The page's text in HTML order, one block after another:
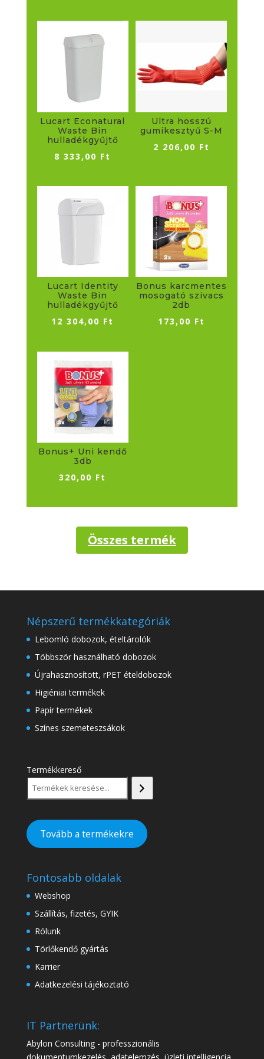
Lucart Econatural
Waste Bin
hulladékgyűjtő
8 333,00 Ft
Ultra hosszú
gumikesztyű S-M
2 206,00 Ft
Lucart Identity
Waste Bin
hulladékgyűjtő
12 304,00 Ft
Bonus karcmentes
mosogató szivacs
2db
173,00 Ft
Bonus+ Uni kendő
3db
320,00 Ft
Összes termék
Népszerű termékkategóriák
Lebomló dobozok, ételtárolók
Többször használható dobozok
Újrahasznosított, rPET ételdobozok
Higiéniai termékek
Papír termékek
Színes szemeteszsákok
Termékkereső
Tovább a termékekre
Fontosabb oldalak
Webshop
Szállítás, fizetés, GYIK
Rólunk
Törlőkendő gyártás
Karrier
Adatkezelési tájékoztató
IT Partnerünk:
Abylon Consulting - professzionális
dokumentumkezelés, adatelemzés, üzleti intelligencia